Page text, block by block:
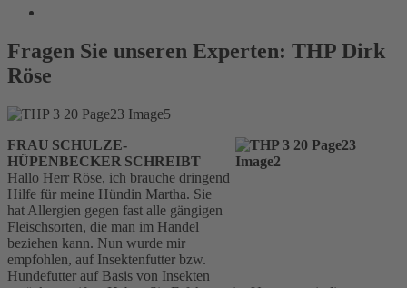
Fragen Sie unseren Experten: THP Dirk
Röse
FRAU SCHULZE-
HÜPENBECKER SCHREIBT
Hallo Herr Röse, ich brauche dringend
Hilfe für meine Hündin Martha. Sie
hat Allergien gegen fast alle gängigen
Fleischsorten, die man im Handel
beziehen kann. Nun wurde mir
empfohlen, auf Insektenfutter bzw.
Hundefutter auf Basis von Insekten